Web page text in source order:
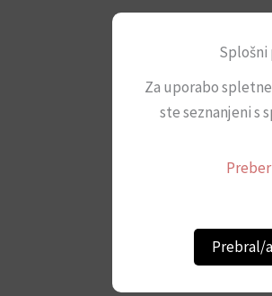
Splošni
Za uporabo
ste seznanjeni s
Prebral/